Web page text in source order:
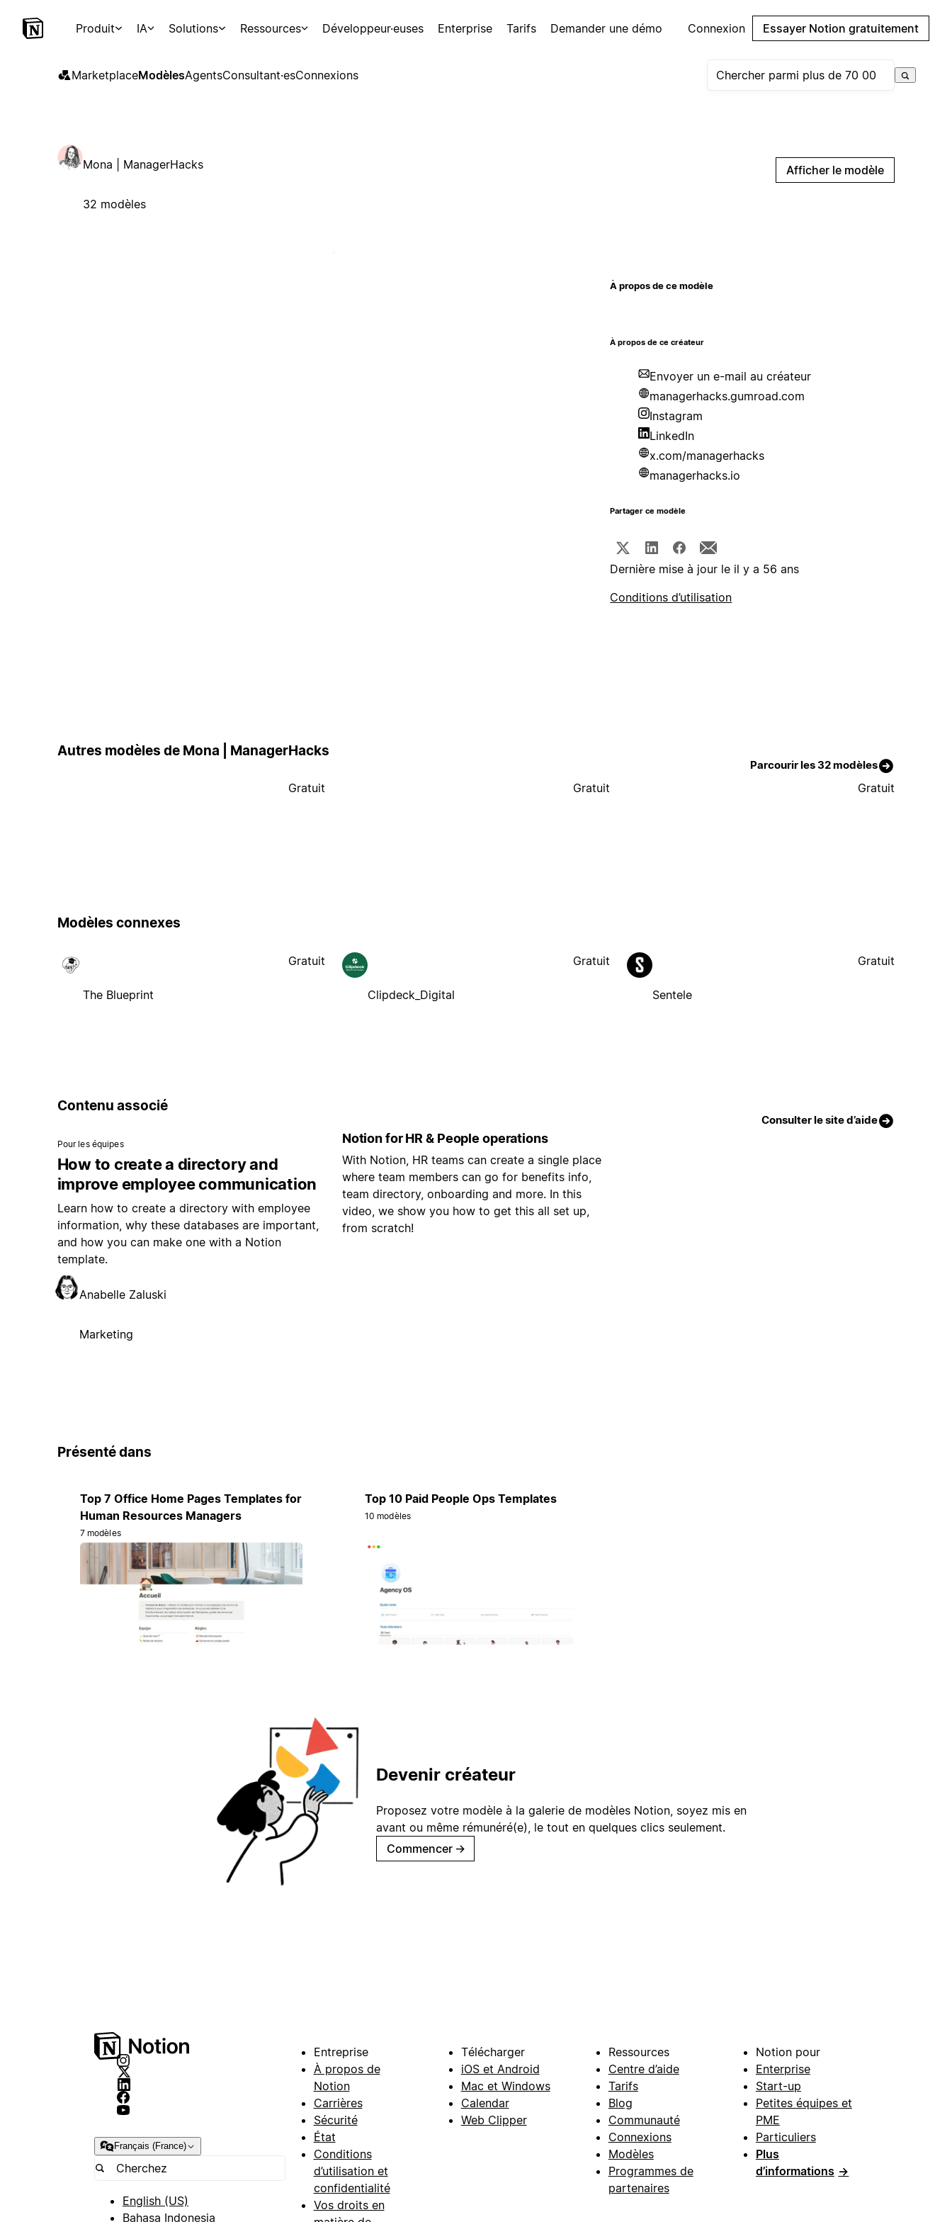
Produit IA Solutions Ressources Développeur·euses Enterprise Tarifs Demander une démo Connexion Essayer Notion gratuitement
MarketplaceModèlesAgentsConsultant·esConnexions
Mona | ManagerHacks
32 modèles
Afficher le modèle
À propos de ce modèle
À propos de ce créateur
Envoyer un e-mail au créateur
managerhacks.gumroad.com
Instagram
LinkedIn
x.com/managerhacks
managerhacks.io
Partager ce modèle
Dernière mise à jour le il y a 56 ans
Conditions d’utilisation
Autres modèles de Mona | ManagerHacks
Parcourir les 32 modèles
Gratuit Gratuit Gratuit
Modèles connexes
The Blueprint
Gratuit
Clipdeck_Digital
Gratuit
Sentele
Gratuit
Contenu associé
Consulter le site d’aide
Pour les équipes
How to create a directory and
improve employee communication
Learn how to create a directory with employee
information, why these databases are important,
and how you can make one with a Notion
template.
Anabelle Zaluski
Marketing
Notion for HR & People operations
With Notion, HR teams can create a single place
where team members can go for benefits info,
team directory, onboarding and more. In this
video, we show you how to get this all set up,
from scratch!
Présenté dans
Top 7 Office Home Pages Templates for
Human Resources Managers
7 modèles
Top 10 Paid People Ops Templates
10 modèles
Devenir créateur
Proposez votre modèle à la galerie de modèles Notion, soyez mis en
avant ou même rémunéré(e), le tout en quelques clics seulement.
Commencer →
Français (France)
English (US)
Bahasa Indonesia
Entreprise
À propos de
Notion
Carrières
Sécurité
État
Conditions
d’utilisation et
confidentialité
Vos droits en
Télécharger
iOS et Android
Mac et Windows
Calendar
Web Clipper
Ressources
Centre d’aide
Tarifs
Blog
Communauté
Connexions
Modèles
Programmes de
partenaires
Notion pour
Enterprise
Start-up
Petites équipes et
PME
Particuliers
Plus
d’informations →